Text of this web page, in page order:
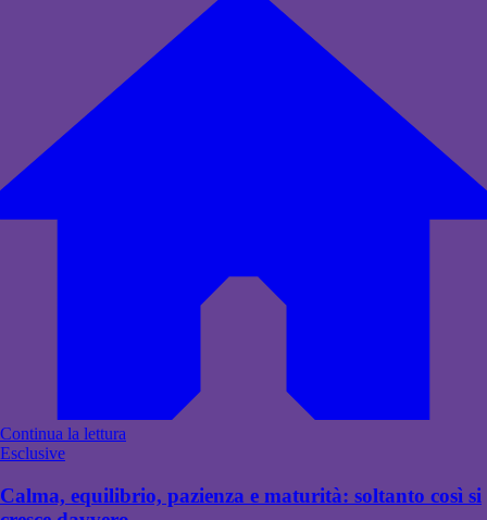
Continua la lettura
Esclusive
Calma, equilibrio, pazienza e maturità: soltanto così si